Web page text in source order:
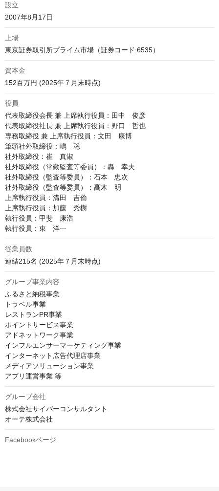
設立
2007年8月17日
上場
東京証券取引所プライム市場（証券コード:6535）
資本金
152百万円 (2025年７月末時点)
役員
代表取締役会長 兼 上席執行役員：田中　俊彦
代表取締役社長 兼 上席執行役員：野口　哲也
専務取締役 兼 上席執行役員：文田　康博
筆頭社外取締役：嶋　聡
社外取締役：崔　真淑
社外取締役（常勤監査等委員）：轟　幸夫
社外取締役（監査等委員）：石本　忠次
社外取締役（監査等委員）：髙木　明
上席執行役員：溝田　吉倫
上席執行役員：加藤　秀樹
執行役員：甲斐　康浩
執行役員：東　洋一
従業員数
連結215名 (2025年７月末時点)
グループ事業内容
ふるさと納税事業
トラベル事業
レストランPR事業
ポイントサービス事業
アドネットワーク事業
インフルエンサーマーケティング事業
インターネット広告代理店事業
メディアソリューション事業
アプリ運営事業 等
グループ会社
株式会社サイバーコンサルタント
オーテ株式会社
Facebookページ